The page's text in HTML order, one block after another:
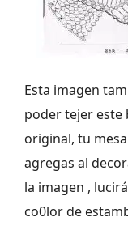
Esta imagen
poder tejer este
original, tu
agregas al
la imagen ,
co0lor de